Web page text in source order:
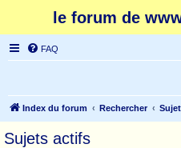
le forum de
FAQ
Index du forum Rechercher
Sujets actifs